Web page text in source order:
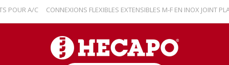
A/C CONNEXIONS FLEXIBLES EXTENSIBLES M-F EN INOX JOINT PLAT